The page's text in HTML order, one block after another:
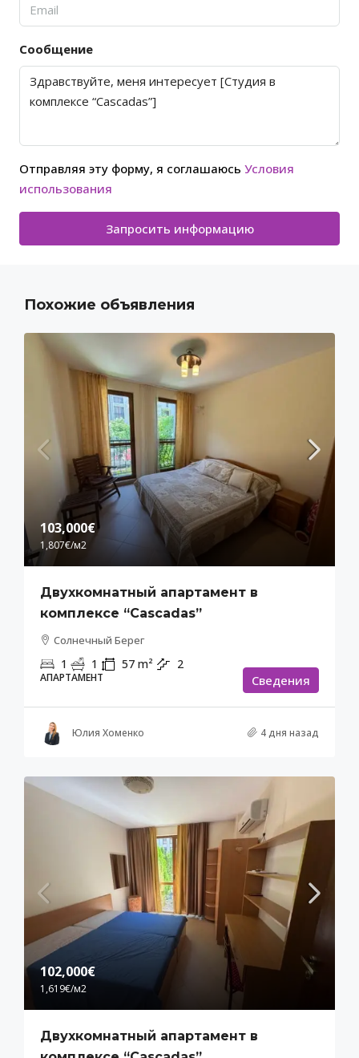
Сообщение
Отправляя эту форму, я соглашаюсь Условия
использования
Запросить информацию
Похожие объявления
103,000€
1,807€/м2
Двухкомнатный апартамент в
комплексе “Cascadas”
Солнечный Берег
1 1 57 m² 2
АПАРТАМЕНТ Cведения
Юлия Хоменко 4 дня назад
102,000€
1,619€/м2
Двухкомнатный апартамент в